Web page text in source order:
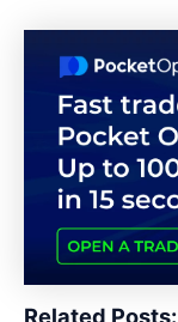
Related Posts: